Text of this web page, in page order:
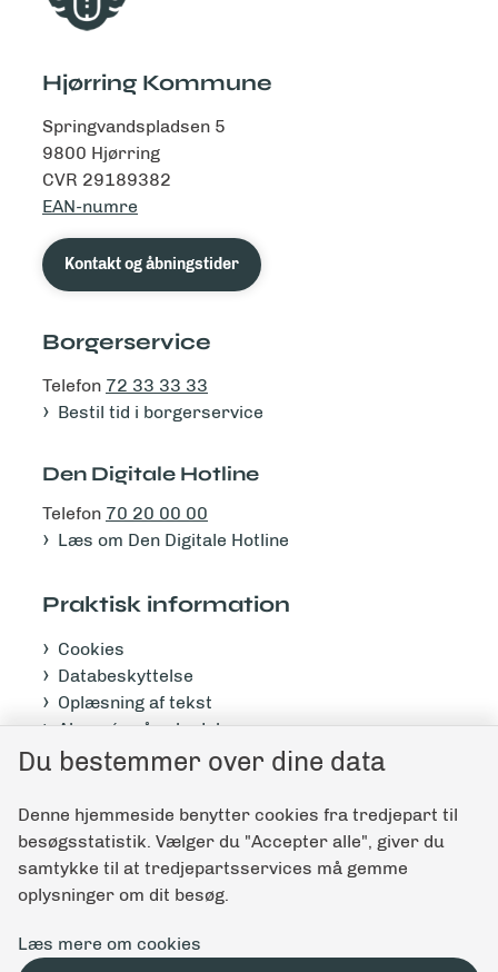
Hjørring Kommune
Springvandspladsen 5
9800 Hjørring
CVR 29189382
EAN-numre
Kontakt og åbningstider
Borgerservice
Telefon 72 33 33 33
Bestil tid i borgerservice
Den Digitale Hotline
Telefon 70 20 00 00
Læs om Den Digitale Hotline
Praktisk information
Cookies
Databeskyttelse
Oplæsning af tekst
Abonnér på nyhedsbrev
Tilgængelighedserklæring
Giv feedback til denne side
Du bestemmer over dine data
Denne hjemmeside benytter cookies fra tredjepart til
besøgsstatistik. Vælger du "Accepter alle", giver du
samtykke til at tredjepartsservices må gemme
oplysninger om dit besøg.
Læs mere om cookies